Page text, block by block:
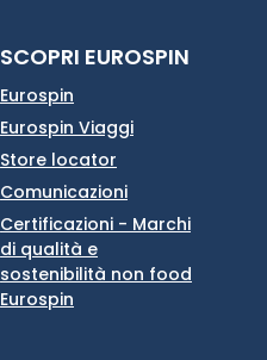
SCOPRI EUROSPIN
Eurospin
Eurospin Viaggi
Store locator
Comunicazioni
Certificazioni - Marchi
di qualità e
sostenibilità non food
Eurospin